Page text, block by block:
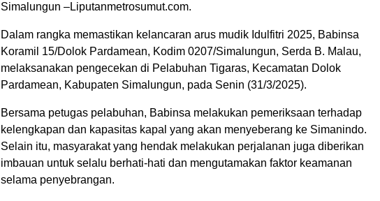
Simalungun –Liputanmetrosumut.com.
Dalam rangka memastikan kelancaran arus mudik Idulfitri 2025, Babinsa
Koramil 15/Dolok Pardamean, Kodim 0207/Simalungun, Serda B. Malau,
melaksanakan pengecekan di Pelabuhan Tigaras, Kecamatan Dolok
Pardamean, Kabupaten Simalungun, pada Senin (31/3/2025).
Bersama petugas pelabuhan, Babinsa melakukan pemeriksaan terhadap
kelengkapan dan kapasitas kapal yang akan menyeberang ke Simanindo.
Selain itu, masyarakat yang hendak melakukan perjalanan juga diberikan
imbauan untuk selalu berhati-hati dan mengutamakan faktor keamanan
selama penyebrangan.